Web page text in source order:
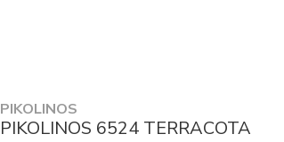
PIKOLINOS
PIKOLINOS 6524 TERRACOTA